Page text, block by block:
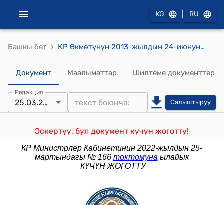
KG RU
Башкы бет › КР Өкмөтүнүн 2013-жылдын 24-июнундагы № 364 "Кыргыз Республикасынын Жазык-процесстик кодексине өзгөртүүлөрдү жана толуктоолорду киргизүү жөнүндө" Кыргыз Республикасынын Мыйзамынын долбоору тууралуу" токтому
Документ Маалыматтар Шилтеме документтер
Редакция
25.03.2022 Салыштыруу
Эскертүү, бул документ күчүн жоготту!